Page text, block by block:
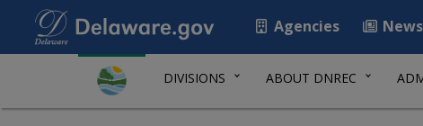
Agencies News
DIVISIONS ABOUT DNREC